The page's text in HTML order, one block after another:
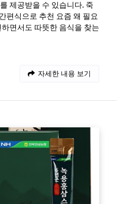
제공받을 수 있습니다. 죽
편식으로 추천 요즘 왜 필요
면서도 따뜻한 음식을 찾는
자세한 내용 보기